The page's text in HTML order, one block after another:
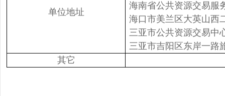
单位地址
海南省公共资源交易服
海口市美兰区大英山西
三亚市公共资源交易中
三亚市吉阳区东岸一路
其它